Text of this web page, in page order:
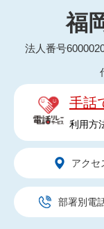
福
法人番号
手話
利用方
アクセ
部署別電